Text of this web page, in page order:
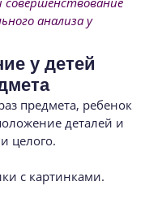
анализа у
у детей
предмета, ребенок
деталей и
целого.
с картинками.